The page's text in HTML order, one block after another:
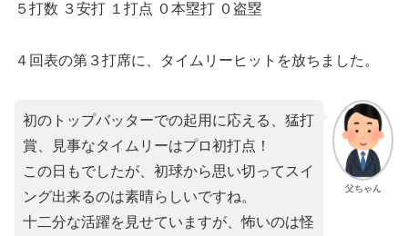
５打数 ３安打 １打点 ０本塁打 ０盗塁
４回表の第３打席に、タイムリーヒットを放ちました。
父ちゃん
初のトップバッターでの起用に応える、猛打
賞、見事なタイムリーはプロ初打点！
この日もでしたが、初球から思い切ってスイ
ング出来るのは素晴らしいですね。
十二分な活躍を見せていますが、怖いのは怪